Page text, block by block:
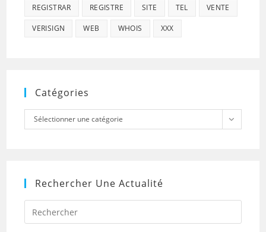
REGISTRAR REGISTRE SITE TEL VENTE
VERISIGN WEB WHOIS XXX
Catégories
Catégories
Sélectionner une catégorie
Rechercher Une Actualité
Press
to